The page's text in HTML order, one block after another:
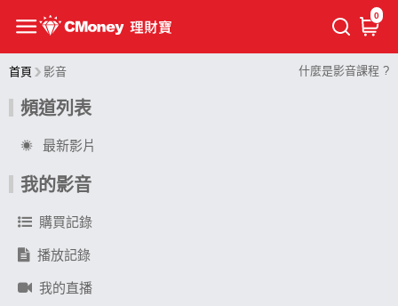
0
首頁 影音 什麼是影音課程 ?
頻道列表
最新影片
我的影音
購買記錄
播放記錄
我的直播